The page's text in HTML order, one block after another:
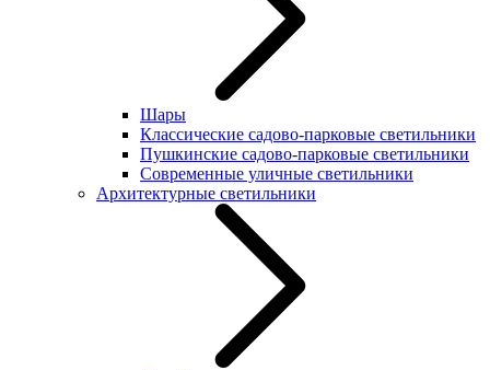
Шары
Классические садово-парковые светильники
Пушкинские садово-парковые светильники
Современные уличные светильники
Архитектурные светильники